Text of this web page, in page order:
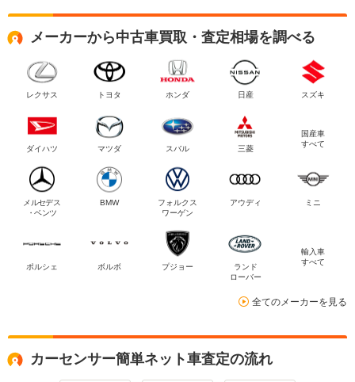
メーカーから中古車買取・査定相場を調べる
レクサス トヨタ ホンダ 日産 スズキ
ダイハツ マツダ スバル 三菱
国産車
すべて
メルセデス
・ベンツ
BMW
フォルクス
ワーゲン
アウディ ミニ
ポルシェ ボルボ プジョー
ランド
ローバー
輸入車
すべて
全てのメーカーを見る
カーセンサー簡単ネット車査定の流れ